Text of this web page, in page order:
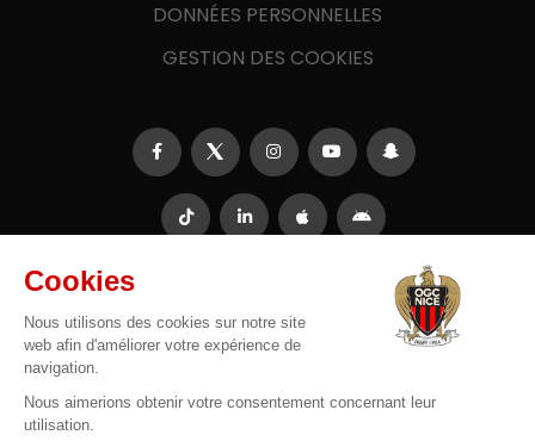
DONNÉES PERSONNELLES
GESTION DES COOKIES